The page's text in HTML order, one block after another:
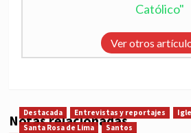
Católico"
Ver otros
Notas relacionadas
Destacada Entrevistas y reportajes
Santa Rosa de Lima
Santos